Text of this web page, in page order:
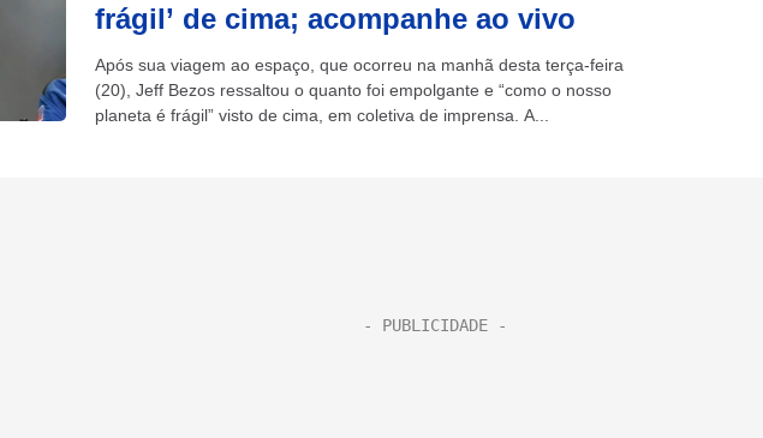
frágil’ de cima; acompanhe ao vivo
Após sua viagem ao espaço, que ocorreu na manhã desta terça-feira
(20), Jeff Bezos ressaltou o quanto foi empolgante e “como o nosso
planeta é frágil” visto de cima, em coletiva de imprensa. A...